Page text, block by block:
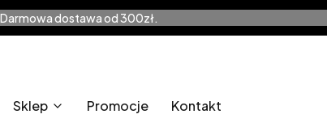
Darmowa dostawa od 300zł.
Sklep Promocje Kontakt